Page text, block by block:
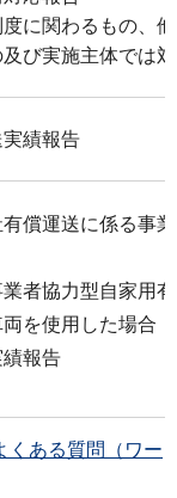
度に関わるもの、
及び実施主体では
実績報告
有償運送に係る事
者協力型自家用有
を使用した場合
報告
くある質問（ワー